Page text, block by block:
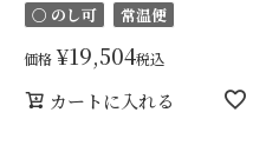
〇 のし可 常温便
価格 ¥19,504税込
カートに入れる